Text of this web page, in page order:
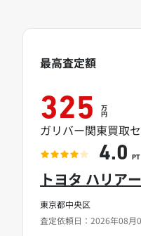
東京都中央区
査定依頼日：2026年08月
トヨタ ハリア
最高査定額
325 万
円
ガリバー関東買取
4.0 PT